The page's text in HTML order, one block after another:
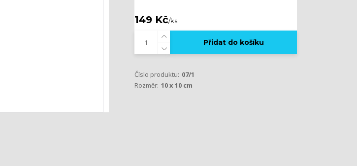
149 Kč/ks
Přidat do košíku
Číslo produktu: 07/1
Rozměr: 10 x 10 cm